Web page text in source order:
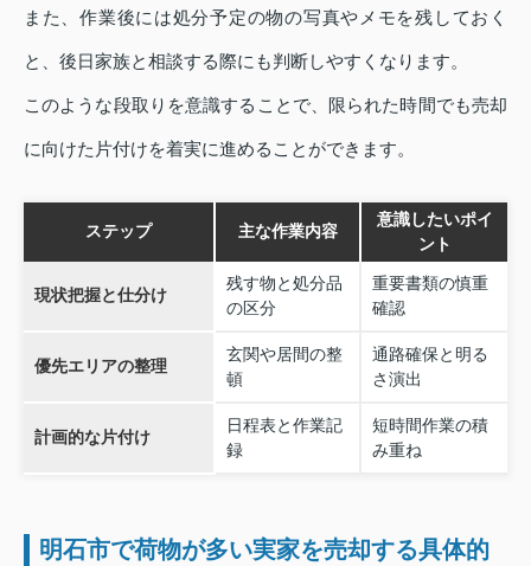
また、作業後には処分予定の物の写真やメモを残しておく
と、後日家族と相談する際にも判断しやすくなります。
このような段取りを意識することで、限られた時間でも売却
に向けた片付けを着実に進めることができます。
ステップ 主な作業内容
意識したいポイ
ント
現状把握と仕分け
残す物と処分品
の区分
重要書類の慎重
確認
優先エリアの整理
玄関や居間の整
頓
通路確保と明る
さ演出
計画的な片付け
日程表と作業記
録
短時間作業の積
み重ね
明石市で荷物が多い実家を売却する具体的